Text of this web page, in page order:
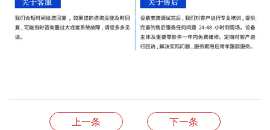
上一条 下一条